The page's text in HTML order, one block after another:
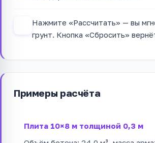
Нажмите «Рассчитать» — вы
грунт. Кнопка «Сбросить»
Примеры расчёта
Плита 10×8 м толщиной 0,3 м